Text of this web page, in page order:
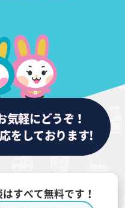
気軽にどうぞ！
をしております!
すべて無料です！